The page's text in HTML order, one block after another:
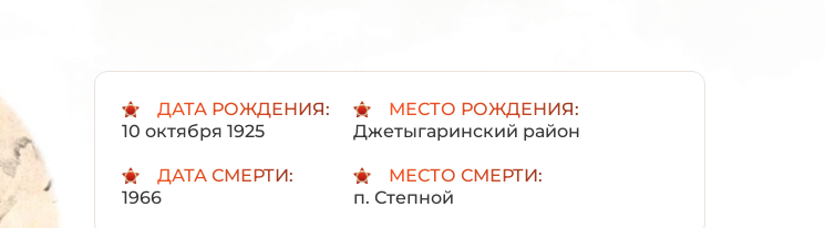
ДАТА РОЖДЕНИЯ:
10 октября 1925
МЕСТО РОЖДЕНИЯ:
Джетыгаринский район
ДАТА СМЕРТИ:
1966
МЕСТО СМЕРТИ:
п. Степной